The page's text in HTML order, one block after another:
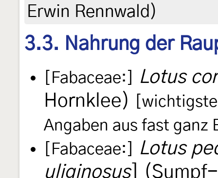
Erwin Rennwald)
3.3. Nahrung der
[Fabaceae:]
Lotus
Hornklee)
Angaben aus fast ganz
[Fabaceae:]
Lotus
uliginosus]